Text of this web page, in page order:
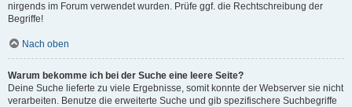
nirgends im Forum verwendet wurden. Prüfe ggf. die Rechtschreibung der
Begriffe!
Nach oben
Warum bekomme ich bei der Suche eine leere Seite?
Deine Suche lieferte zu viele Ergebnisse, somit konnte der Webserver sie nicht
verarbeiten. Benutze die erweiterte Suche und gib spezifischere Suchbegriffe